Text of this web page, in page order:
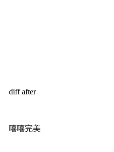
diff after
嘻嘻完美